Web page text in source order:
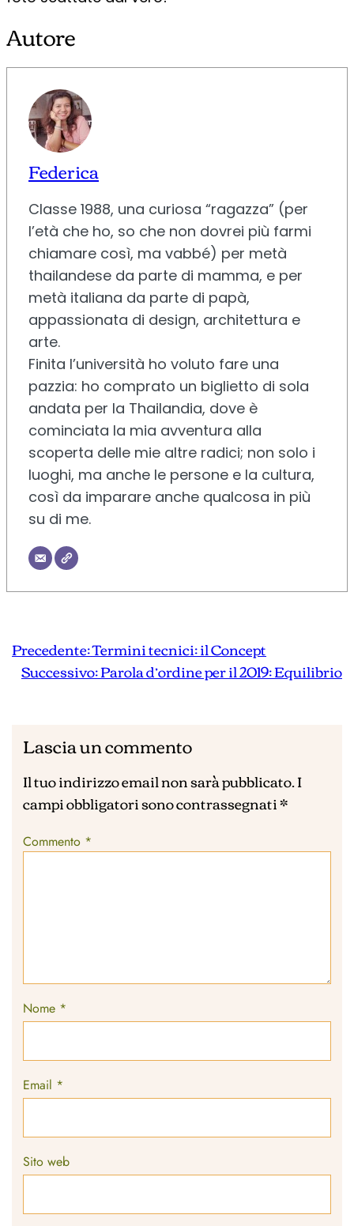
Autore
Federica
Classe 1988, una curiosa “ragazza” (per
l’età che ho, so che non dovrei più farmi
chiamare così, ma vabbé) per metà
thailandese da parte di mamma, e per
metà italiana da parte di papà,
appassionata di design, architettura e
arte.
Finita l’università ho voluto fare una
pazzia: ho comprato un biglietto di sola
andata per la Thailandia, dove è
cominciata la mia avventura alla
scoperta delle mie altre radici; non solo i
luoghi, ma anche le persone e la cultura,
così da imparare anche qualcosa in più
su di me.
Precedente:Termini tecnici: il Concept
Successivo:Parola d’ordine per il 2019: Equilibrio
Lascia un commento
Il tuo indirizzo email non sarà pubblicato.I
campi obbligatori sono contrassegnati*
Commento *
Nome *
Email *
Sito web